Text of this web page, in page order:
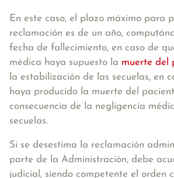
En este caso, el plazo máximo para
reclamación es de un año,
fecha de fallecimiento, en caso de
médica haya supuesto la muerte del
la estabilización de las secuelas, en
haya producido la muerte del
consecuencia de la negligencia
secuelas.
Si se desestima la reclamación
parte de la Administración, debe
judicial, siendo competente el orden